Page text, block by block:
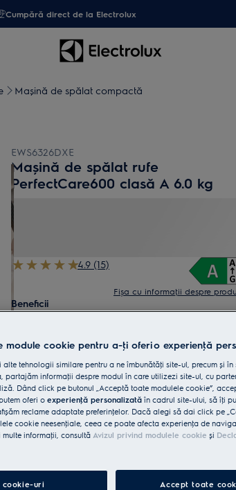
Cumpără direct de la Electrolux
Mașină de spălat compactă
EWS6326DXE
Mașină de spălat rufe
PerfectCare600 clasă A 6.0 kg
4.9 (15)
Fișa cu informaţii despre
Beneficii
energie.
programul Anti-Allergy cu abur
Cumpără de pe www.electrolux.ro și primești:
Livrare inclusă pentru comenzi mai
mari de 4999 lei
35 lei
module cookie pentru a-ţi oferi o experienţă
tehnologii similare pentru a ne îmbunătăţi site-ul, precum și
partajăm informaţii despre modul în care utilizezi site-ul, cu
Dând click pe butonul „Acceptă toate modulele cookie”,
oferi oexperienţă personalizată în cadrul site-ului, să îţi
reclame adaptate preferinţelor. Dacă alegi să dai click pe
cookie neesenţiale, ceea ce poate afecta experienţa de
multe informaţii, consultăAvizul privind modulele cookie și
cookie-uri Accept toate